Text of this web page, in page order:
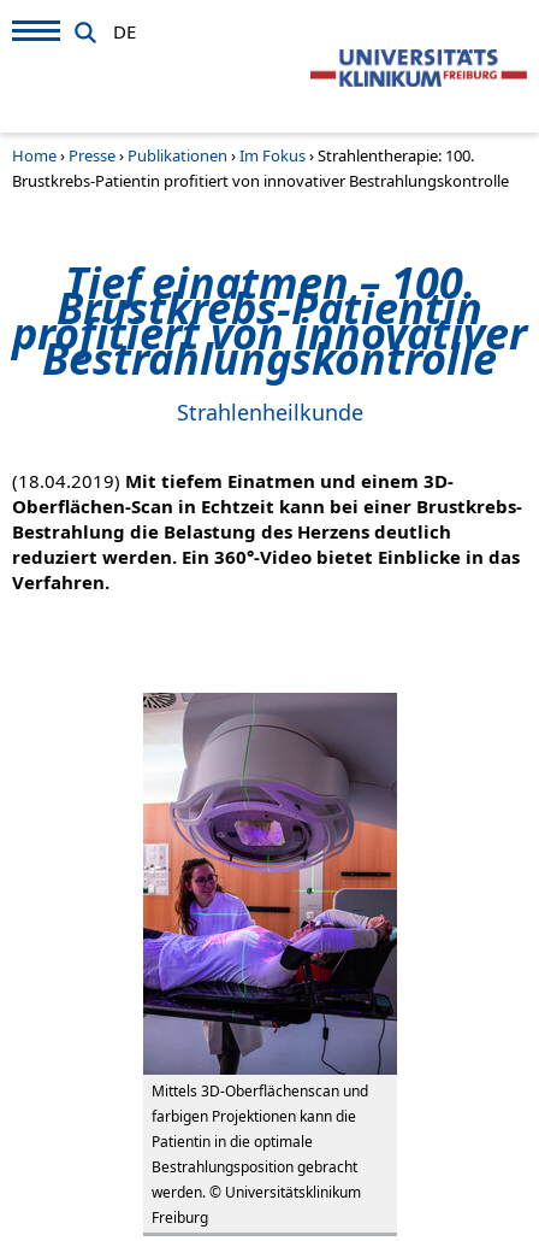
DE
Home› Presse› Publikationen ›Im Fokus›Strahlentherapie: 100.
Brustkrebs-Patientin profitiert von innovativer Bestrahlungskontrolle
Tief einatmen – 100.
Brustkrebs-Patientin
profitiert von innovativer
Bestrahlungskontrolle
Strahlenheilkunde
(18.04.2019) Mit tiefem Einatmen und einem 3D-
Oberflächen-Scan in Echtzeit kann bei einer Brustkrebs-
Bestrahlung die Belastung des Herzens deutlich
reduziert werden. Ein 360°-Video bietet Einblicke in das
Verfahren.
Mittels 3D-Oberflächenscan und
farbigen Projektionen kann die
Patientin in die optimale
Bestrahlungsposition gebracht
werden. © Universitätsklinikum
Freiburg